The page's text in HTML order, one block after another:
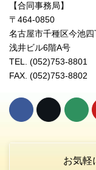
【合同事務局】
〒464-0850
名古屋市千種区今池
浅井ビル6階A号
TEL. (052)753-8801
FAX. (052)753-8802
お気軽